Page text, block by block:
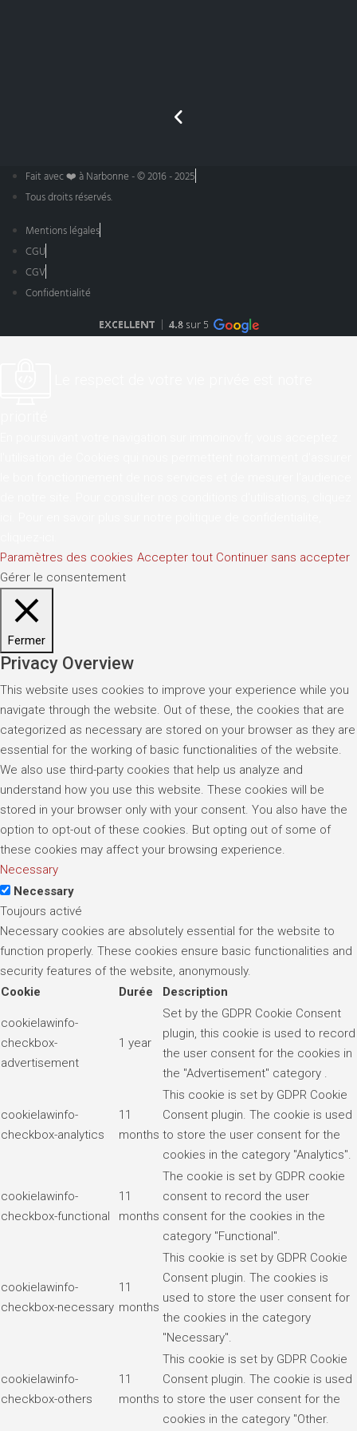
Fait avec ❤️ à Narbonne - © 2016 - 2025
Tous droits réservés.
Mentions légales
CGU
CGV
Confidentialité
Paramètres des cookies Accepter tout Continuer sans accepter
Gérer le consentement
Fermer
Privacy Overview
This website uses cookies to improve your experience while you
navigate through the website. Out of these, the cookies that are
categorized as necessary are stored on your browser as they are
essential for the working of basic functionalities of the website.
We also use third-party cookies that help us analyze and
understand how you use this website. These cookies will be
stored in your browser only with your consent. You also have the
option to opt-out of these cookies. But opting out of some of
these cookies may affect your browsing experience.
Necessary
Necessary
Toujours activé
Necessary cookies are absolutely essential for the website to
function properly. These cookies ensure basic functionalities and
security features of the website, anonymously.
Cookie
Durée Description
cookielawinfo-
checkbox-
advertisement
1 year
Set by the GDPR Cookie Consent
plugin, this cookie is used to record
the user consent for the cookies in
the "Advertisement" category .
cookielawinfo-
checkbox-analytics
11
months
This cookie is set by GDPR Cookie
Consent plugin. The cookie is used
to store the user consent for the
cookies in the category "Analytics".
cookielawinfo-
checkbox-functional
11
months
The cookie is set by GDPR cookie
consent to record the user
consent for the cookies in the
category "Functional".
cookielawinfo-
checkbox-necessary
11
months
This cookie is set by GDPR Cookie
Consent plugin. The cookies is
used to store the user consent for
the cookies in the category
"Necessary".
cookielawinfo-
checkbox-others
11
months
This cookie is set by GDPR Cookie
Consent plugin. The cookie is used
to store the user consent for the
cookies in the category "Other.